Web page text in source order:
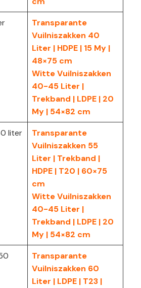
Transparante
Vuilniszakken 40
Liter | HDPE | 15 My |
48×75 cm
Witte Vuilniszakken
40-45 Liter |
Trekband | LDPE | 20
My | 54×82 cm
liter
Transparante
Vuilniszakken 55
Liter | Trekband |
HDPE | T20 | 60×75
cm
Witte Vuilniszakken
40-45 Liter |
Trekband | LDPE | 20
My | 54×82 cm
Transparante
Vuilniszakken 60
Liter | LDPE | T23 |